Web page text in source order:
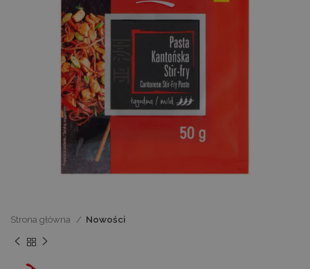
Strona główna Nowości